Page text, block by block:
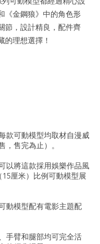
《金鋼狼》中的角色形
節，設計精良，配件齊
的理想選擇！
款可動模型均取材自漫威
，售完為止）。
以將這款採用娛樂作品風
厘米）比例可動模型展
動模型配有電影主題配
手臂和腿部均可完全活